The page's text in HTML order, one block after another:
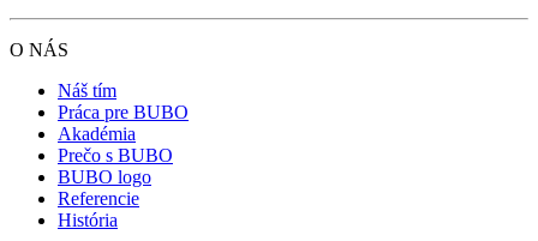
O NÁS
Náš tím
Práca pre BUBO
Akadémia
Prečo s BUBO
BUBO logo
Referencie
História